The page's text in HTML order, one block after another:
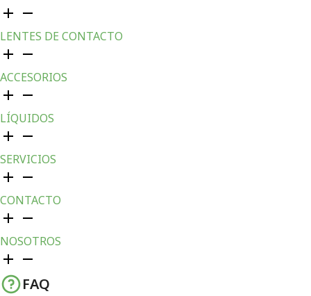
LENTES DE CONTACTO
ACCESORIOS
LÍQUIDOS
SERVICIOS
CONTACTO
NOSOTROS
FAQ